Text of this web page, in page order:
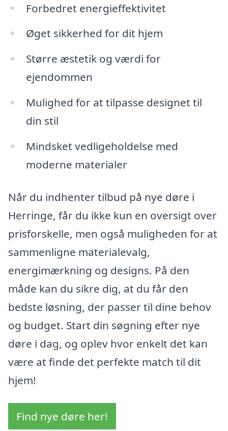
Forbedret energieffektivitet
Øget sikkerhed for dit hjem
Større æstetik og værdi for
ejendommen
Mulighed for at tilpasse designet til
din stil
Mindsket vedligeholdelse med
moderne materialer
Når du indhenter tilbud på nye døre i
Herringe, får du ikke kun en oversigt over
prisforskelle, men også muligheden for at
sammenligne materialevalg,
energimærkning og designs. På den
måde kan du sikre dig, at du får den
bedste løsning, der passer til dine behov
og budget. Start din søgning efter nye
døre i dag, og oplev hvor enkelt det kan
være at finde det perfekte match til dit
hjem!
Find nye døre her!